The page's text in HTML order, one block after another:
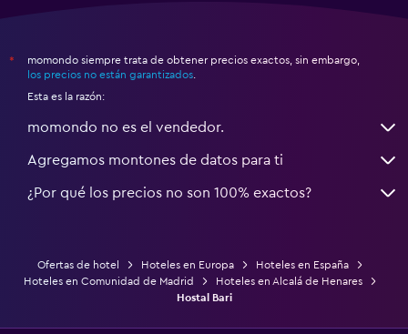
*
momondo siempre trata de obtener precios exactos, sin embargo,
los precios no están garantizados
Esta es la razón:
momondo no es el vendedor.
Agregamos montones de datos para ti
¿Por qué los precios no son 100% exactos?
Ofertas de hotel Hoteles en Europa
Hoteles en España
Hoteles en Comunidad de Madrid
Hoteles en Alcalá de Henares
Hostal Bari